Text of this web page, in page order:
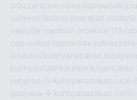
brazzerscom.ru medsprawo4ka.ru
xehyroo5kuhnyanazakaz.ru
vskrytie-zamkov-moskva-113.ru
zed-online.rupimchax.ru
kitubeu2kuhnyanazakaz.ru
kuhnyaofabrikaufabrik.ru
xehyroo-5-kuhnyanazakaz.rucs-
guzywia-4-kuhnyanazakaz.ru